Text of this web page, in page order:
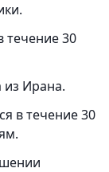
течение 30
Ирана.
в течение 30